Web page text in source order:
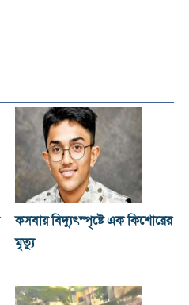
কসবায় বিদ্যুৎস্পৃষ্টে এক কিশোরের
মৃত্যু